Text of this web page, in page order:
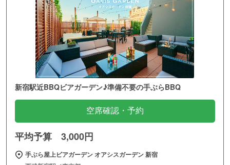
新宿駅近BBQビアガーデン♪準備不要の手ぶらBBQ
空席確認・予約
平均予算 3,000円
手ぶら屋上ビアガーデン オアシスガーデン 新宿